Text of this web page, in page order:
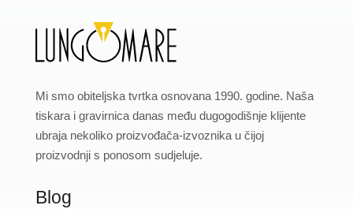
Mi smo obiteljska tvrtka osnovana 1990. godine. Naša
tiskara i gravirnica danas među dugogodišnje klijente
ubraja nekoliko proizvođača-izvoznika u čijoj
proizvodnji s ponosom sudjeluje.
Blog